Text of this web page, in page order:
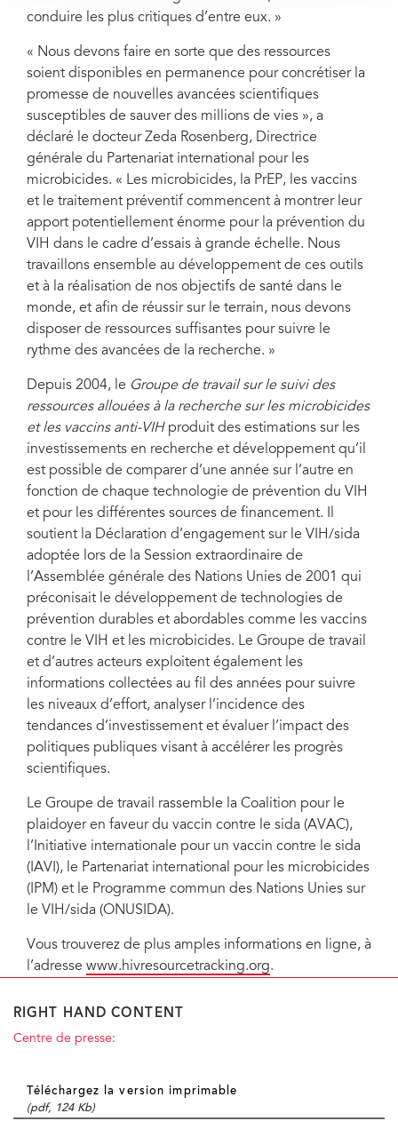
conduire les plus critiques d’entre eux. »
« Nous devons faire en sorte que des ressources
soient disponibles en permanence pour concrétiser la
promesse de nouvelles avancées scientifiques
susceptibles de sauver des millions de vies », a
déclaré le docteur Zeda Rosenberg, Directrice
générale du Partenariat international pour les
microbicides. « Les microbicides, la PrEP, les vaccins
et le traitement préventif commencent à montrer leur
apport potentiellement énorme pour la prévention du
VIH dans le cadre d’essais à grande échelle. Nous
travaillons ensemble au développement de ces outils
et à la réalisation de nos objectifs de santé dans le
monde, et afin de réussir sur le terrain, nous devons
disposer de ressources suffisantes pour suivre le
rythme des avancées de la recherche. »
Depuis 2004, le Groupe de travail sur le suivi des
ressources allouées à la recherche sur les microbicides
et les vaccins anti-VIHproduit des estimations sur les
investissements en recherche et développement qu’il
est possible de comparer d’une année sur l’autre en
fonction de chaque technologie de prévention du VIH
et pour les différentes sources de financement. Il
soutient la Déclaration d’engagement sur le VIH/sida
adoptée lors de la Session extraordinaire de
l’Assemblée générale des Nations Unies de 2001 qui
préconisait le développement de technologies de
prévention durables et abordables comme les vaccins
contre le VIH et les microbicides. Le Groupe de travail
et d’autres acteurs exploitent également les
informations collectées au fil des années pour suivre
les niveaux d’effort, analyser l’incidence des
tendances d’investissement et évaluer l’impact des
politiques publiques visant à accélérer les progrès
scientifiques.
Le Groupe de travail rassemble la Coalition pour le
plaidoyer en faveur du vaccin contre le sida (AVAC),
l’Initiative internationale pour un vaccin contre le sida
(IAVI), le Partenariat international pour les microbicides
(IPM) et le Programme commun des Nations Unies sur
le VIH/sida (ONUSIDA).
Vous trouverez de plus amples informations en ligne, à
l’adresse www.hivresourcetracking.org.
RIGHT HAND CONTENT
Centre de presse:
Téléchargez la version imprimable
(pdf, 124 Kb)